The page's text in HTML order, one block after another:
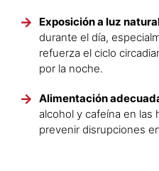
Exposición a luz
durante el día,
refuerza el ciclo
por la noche.
Alimentación
alcohol y cafeína en las
prevenir disrupciones